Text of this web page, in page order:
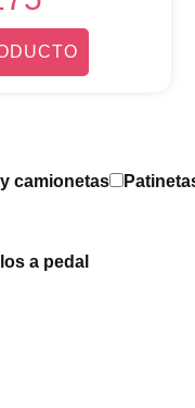
camionetas
a pedal